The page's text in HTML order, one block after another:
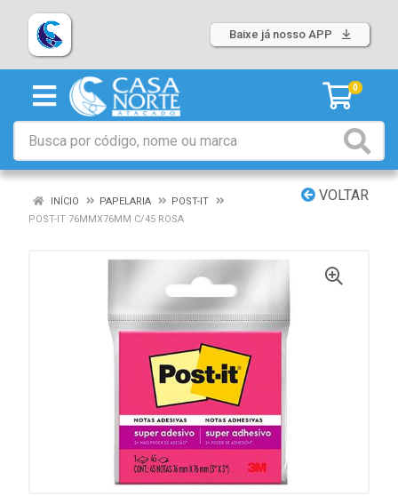
Baixe já nosso APP
0
VOLTAR
INÍCIO PAPELARIA
POST-IT
POST-IT 76MMX76MM C/45 ROSA